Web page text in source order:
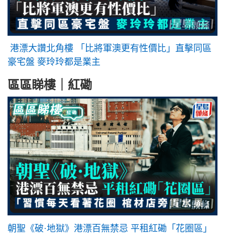
港漂大讚北角樓 「比將軍澳更有性價比」直擊同區
豪宅盤 麥玲玲都是業主
區區睇樓｜紅磡
朝聖《破·地獄》港漂百無禁忌 平租紅磡「花圈區」